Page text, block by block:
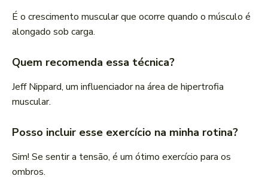
É o crescimento muscular que ocorre quando o músculo é
alongado sob carga.
Quem recomenda essa técnica?
Jeff Nippard, um influenciador na área de hipertrofia
muscular.
Posso incluir esse exercício na minha rotina?
Sim! Se sentir a tensão, é um ótimo exercício para os
ombros.